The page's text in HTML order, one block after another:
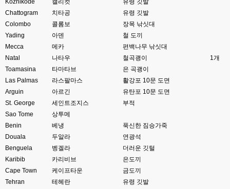
Kozhikode
캘리컷
유령 깃발
Chattogram
치타공
유령 깃발
Colombo
콜롬보
장목 낚싯대
Yading
아덴
철 도끼
Mecca
메카
편백나무 낚싯대
Natal
나타우 철곡괭이
1개
Toamasina
타마타브
은 곡괭이
Las Palmas
라스팔마스
활강포 10문 도면
Arguin
아르긴
유탄포 10문 도면
St. George
세인트조지스
부적
Sao Tome
상투메
Benin
베냉
푹신한 짐승가죽
Douala
두알라
연광석
Benguela
벵겔라
더러운 깃털
Karibib
카리비브
은도끼
Cape Town
케이프타운
금도끼
Tehran
테헤란
유령 깃발
고게임77
xe도 그래도 계속 비공식 패치 간혹 올라오긴 하던데요 아직까지
esils
8버전쪽은 아에 지원을 안하니깐 .. 용량도 용량이고 ;;
esils 00:09
xe3 같은경우엔 또 xe1하고 틀려서 적응안되서 갔다버린 하핫 ;;
esils
그러다가 xe1 8버전으로 만들다가
문뜩 라이믹스가있는데 내가왜 뻘짓중이지 하면서 집어치운 ..;
고게임77
예전에 xe다운 홈페이지에 php8 버전 공유 하신분은 아니시죠 ㅎㅎㅎ?